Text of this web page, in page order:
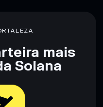
mais
Solana